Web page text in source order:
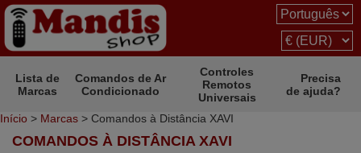
Lista de
Marcas
Comandos de Ar
Condicionado
Controles
Remotos
Universais
Precisa
de ajuda?
Início > Marcas > Comandos à Distância XAVI
COMANDOS À DISTÂNCIA XAVI